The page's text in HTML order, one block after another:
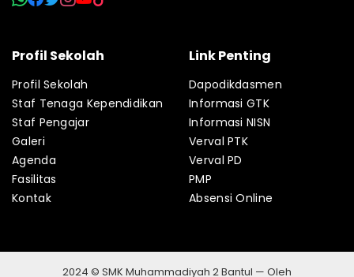
Profil Sekolah
Profil Sekolah
Staf Tenaga Kependidikan
Staf Pengajar
Galeri
Agenda
Fasilitas
Kontak
Link Penting
Dapodikdasmen
Informasi GTK
Informasi NISN
Verval PTK
Verval PD
PMP
Absensi Online
2024 © SMK Muhammadiyah 2 Bantul — Oleh